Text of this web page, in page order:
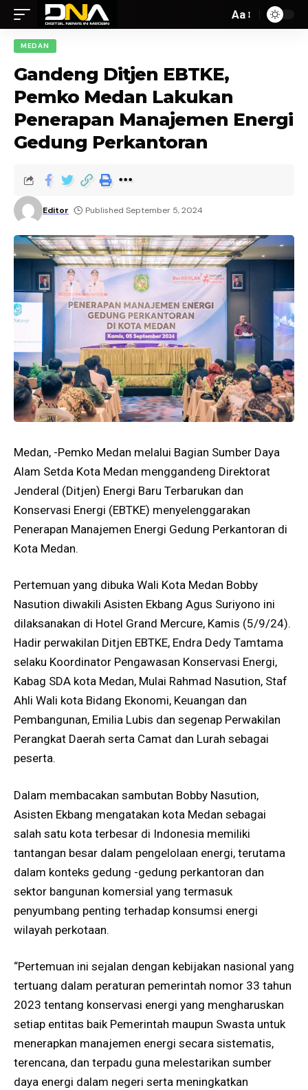
Aa
MEDAN
Gandeng Ditjen EBTKE,
Pemko Medan Lakukan
Penerapan Manajemen Energi
Gedung Perkantoran
Editor Published September 5, 2024
Medan, -Pemko Medan melalui Bagian Sumber Daya
Alam Setda Kota Medan menggandeng Direktorat
Jenderal (Ditjen) Energi Baru Terbarukan dan
Konservasi Energi (EBTKE) menyelenggarakan
Penerapan Manajemen Energi Gedung Perkantoran di
Kota Medan.
Pertemuan yang dibuka Wali Kota Medan Bobby
Nasution diwakili Asisten Ekbang Agus Suriyono ini
dilaksanakan di Hotel Grand Mercure, Kamis (5/9/24).
Hadir perwakilan Ditjen EBTKE, Endra Dedy Tamtama
selaku Koordinator Pengawasan Konservasi Energi,
Kabag SDA kota Medan, Mulai Rahmad Nasution, Staf
Ahli Wali kota Bidang Ekonomi, Keuangan dan
Pembangunan, Emilia Lubis dan segenap Perwakilan
Perangkat Daerah serta Camat dan Lurah sebagai
peserta.
Dalam membacakan sambutan Bobby Nasution,
Asisten Ekbang mengatakan kota Medan sebagai
salah satu kota terbesar di Indonesia memiliki
tantangan besar dalam pengelolaan energi, terutama
dalam konteks gedung -gedung perkantoran dan
sektor bangunan komersial yang termasuk
penyumbang penting terhadap konsumsi energi
wilayah perkotaan.
“Pertemuan ini sejalan dengan kebijakan nasional yang
tertuang dalam peraturan pemerintah nomor 33 tahun
2023 tentang konservasi energi yang mengharuskan
setiap entitas baik Pemerintah maupun Swasta untuk
menerapkan manajemen energi secara sistematis,
terencana, dan terpadu guna melestarikan sumber
daya energi dalam negeri serta meningkatkan